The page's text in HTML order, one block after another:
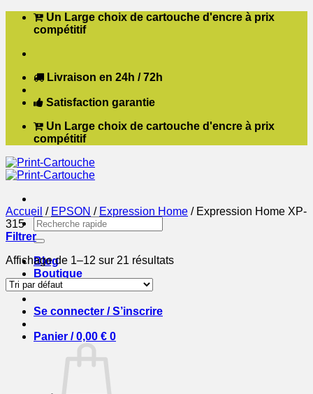
Passer Un Large choix de cartouche d'encre à prix
compétitif
Livraison en 24h / 72h
Satisfaction garantie
Un Large choix de cartouche d'encre à prix
compétitif
Recherche
pour :
Blog
Boutique
Contact
Se connecter / S’inscrire
Panier /0,00 € 0
Accueil / EPSON / Expression Home /Expression Home XP-
315
Filtrer
Affichage de 1–12 sur 21 résultats